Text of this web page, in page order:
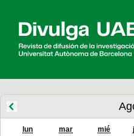
Artículos Entrevistas
lun mar mié